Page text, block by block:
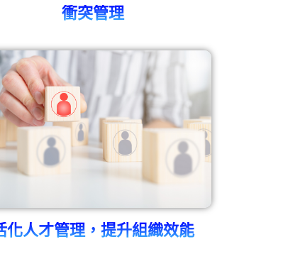
衝突管理
化人才管理，提升組織效能